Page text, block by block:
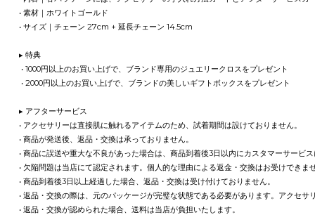
• 素材｜ホワイトゴールド
• サイズ｜チェーン 27cm + 延長チェーン 14.5cm
▸ 特典
• 1000円以上のお買い上げで、ブランド専用のジュエリークロスをプレゼント
• 2000円以上のお買い上げで、ブランドの美しいギフトボックスをプレゼント
▸ アフターサービス
• アクセサリーは直接肌に触れるアイテムのため、試着期間は設けておりません。
• 商品が発送後、返品・交換は承っておりません。
• 商品に誤送や重大な不良があった場合は、商品到着後3日以内にカスタマーサービ
• 欠陥問題は当店にて認定されます。個人的な理由による返金・交換はお受けできま
• 商品到着後3日以上経過した場合、返品・交換は受け付けておりません。
• 返品・交換の際は、元のパッケージが完璧な状態である必要があります。アクセ
• 返品・交換が認められた場合、送料は当店が負担いたします。